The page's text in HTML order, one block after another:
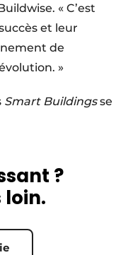
« C’est
et leur
de
»
Smart Buildingsse
?
loin.